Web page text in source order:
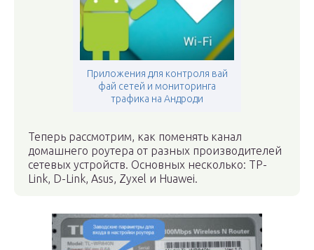
Приложения для контроля вай
фай сетей и мониторинга
трафика на Андроди
Теперь рассмотрим, как поменять канал
домашнего роутера от разных производителей
сетевых устройств. Основных несколько: TP-
Link, D-Link, Asus, Zyxel и Huawei.